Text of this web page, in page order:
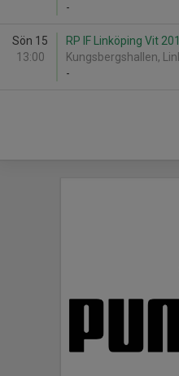
-
Sön 15
13:00
RP IF Linköping Vit
Kungsbergshallen,
-